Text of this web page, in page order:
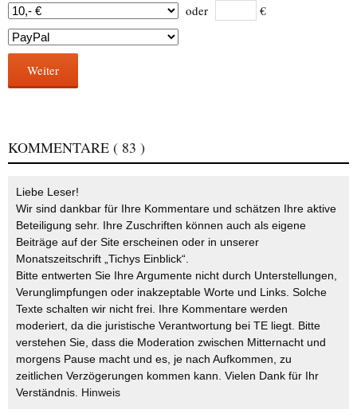
oder €
Weiter
KOMMENTARE ( 83 )
Liebe Leser!
Wir sind dankbar für Ihre Kommentare und schätzen Ihre aktive
Beteiligung sehr. Ihre Zuschriften können auch als eigene
Beiträge auf der Site erscheinen oder in unserer
Monatszeitschrift „Tichys Einblick“.
Bitte entwerten Sie Ihre Argumente nicht durch Unterstellungen,
Verunglimpfungen oder inakzeptable Worte und Links. Solche
Texte schalten wir nicht frei. Ihre Kommentare werden
moderiert, da die juristische Verantwortung bei TE liegt. Bitte
verstehen Sie, dass die Moderation zwischen Mitternacht und
morgens Pause macht und es, je nach Aufkommen, zu
zeitlichen Verzögerungen kommen kann. Vielen Dank für Ihr
Verständnis. Hinweis